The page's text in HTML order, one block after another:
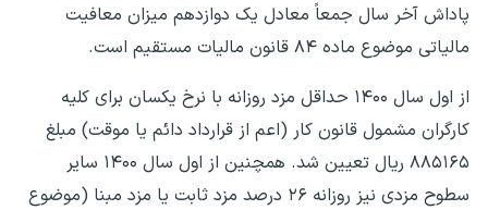
پاداش آخر سال جمعاً معادل یک دوازدهم میزان معافیت
مالیاتی موضوع ماده ۸۴ قانون مالیات مستقیم است.
از اول سال ۱۴۰۰ حداقل مزد روزانه با نرخ یکسان برای کلیه
کارگران مشمول قانون کار (اعم از قرارداد دائم یا موقت) مبلغ
۸۸۵۱۶۵ ریال تعیین شد. همچنین از اول سال ۱۴۰۰ سایر
سطوح مزدی نیز روزانه ۲۶ درصد مزد ثابت یا مزد مبنا (موضوع